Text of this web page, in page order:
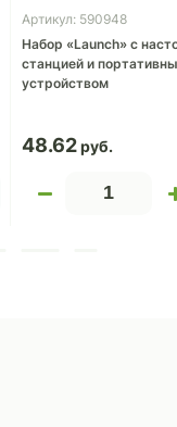
Артикул: 590948
Набор «Launch» с
станцией и
устройством
48.62